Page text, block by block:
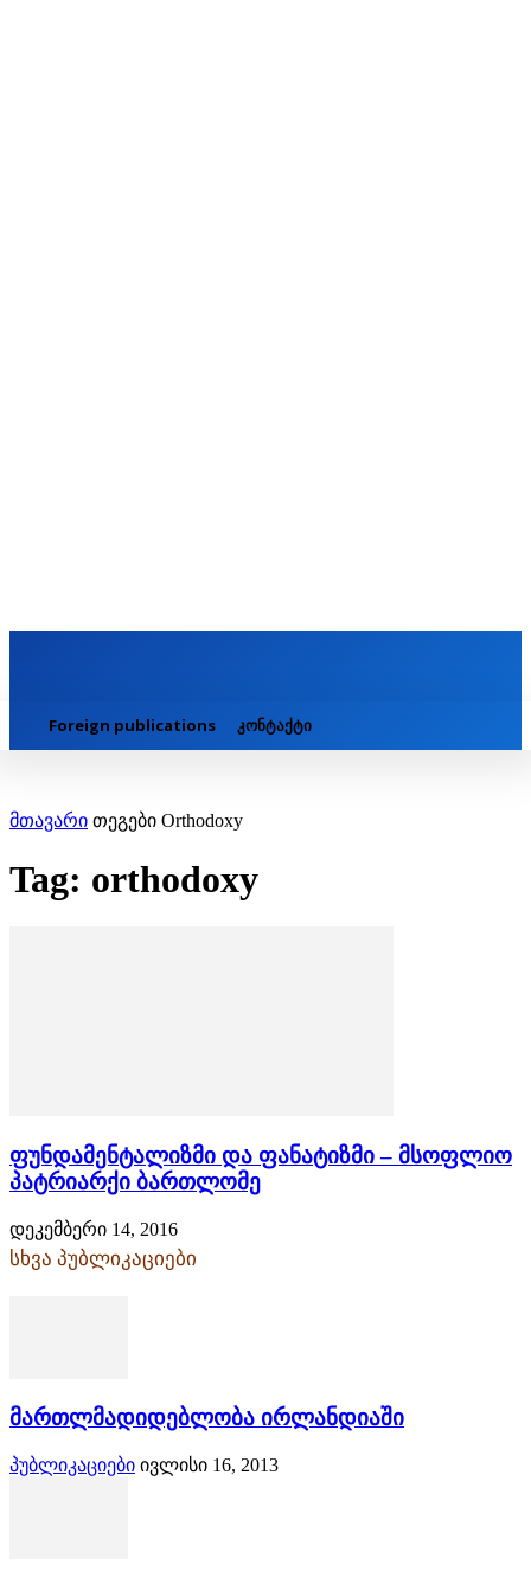
Foreign publications კონტაქტი
მთავარი თეგები Orthodoxy
Tag: orthodoxy
ფუნდამენტალიზმი და ფანატიზმი – მსოფლიო
პატრიარქი ბართლომე
დეკემბერი 14, 2016
სხვა პუბლიკაციები
მართლმადიდებლობა ირლანდიაში
პუბლიკაციები ივლისი 16, 2013